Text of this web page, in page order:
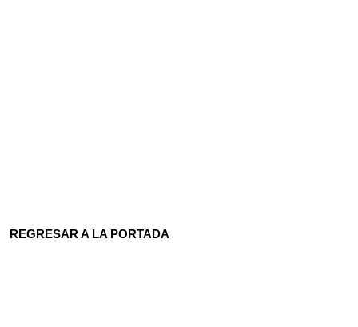
REGRESAR A LA PORTADA